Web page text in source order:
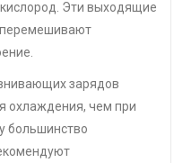
Эти выходящие
перемешивают
зарядов
охлаждения, чем при
большинство